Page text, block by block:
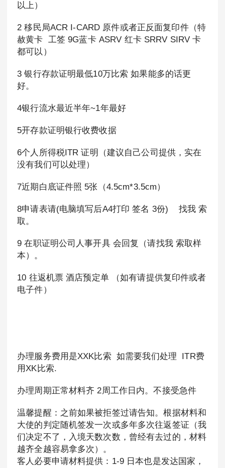
以上）
2 移民局ACR I-CARD 原件或者正反面复印件（特
赦黄卡 工签 9G蓝卡 ASRV 红卡 SRRV SIRV 卡
都可以）
3 银行存款证明最低10万比索 如果能多的话更
好。
4银行流水最近半年~1年最好
5开存款证明银行收费收据
6个人所得税ITR 证明（建议自己公司提供，实在
没有我们可以处理）
7近期白底证件照 5张（4.5cm*3.5cm）
8申请表请(电脑填写后A4打印 签名 3份) 找我 索
取。
9 在职证明公司人事开具 会回复（请找我 索取样
本）。
10 往返机票 酒店预定单 （如有请提供复印件或者
电子件）
办理服务费用是XXK比索 如需要我们处理 ITR费
用XK比索.
办理周期正常材料齐 2周工作日内。不接受急件
温馨提醒：之前如果被拒签过请告知。根据材料和
大使的判定随机签发一次或多年多次往返签证（我
们决定不了，入境天数次数，曾经有去过的，材料
越齐全越容易拿多次）。
客人必要申请材料提供：1-9 日本也是发达国家，